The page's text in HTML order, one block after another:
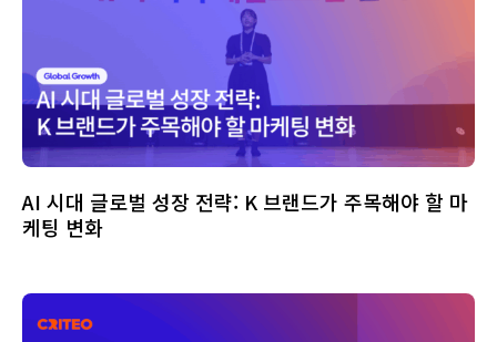
AI 시대 글로벌 성장 전략: K 브랜드가 주목해야 할 마
케팅 변화